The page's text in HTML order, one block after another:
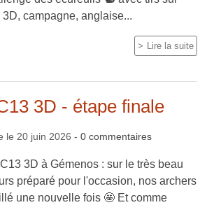
campagne, anglaise...
Lire la suite
3D - étape finale
le 20 juin 2026 - 0 commentaires
3D à Gémenos : sur le très beau
préparé pour l'occasion, nos archers
une nouvelle fois 🤩 Et comme